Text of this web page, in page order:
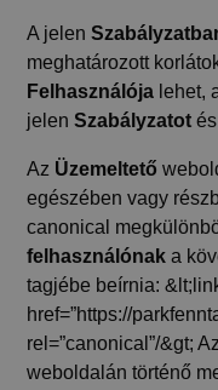
A jelen
meghatározott
Felhasználója lehet,
jelenSzabályzatot
Az Üzemeltető
egészében vagy
canonical
felhasználónak a
tagjébe beírnia:
href=”https://
rel=”canonical”/&gt; Az
weboldalán történő